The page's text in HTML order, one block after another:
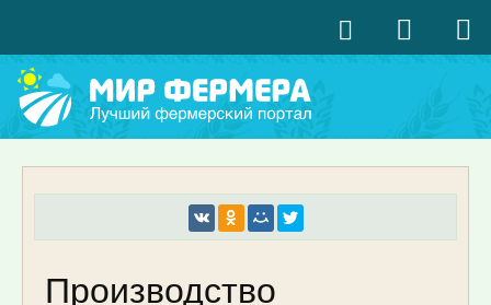
Производство